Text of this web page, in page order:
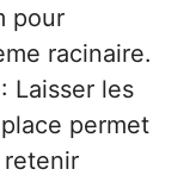
pour
racinaire.
: Laisser les
permet